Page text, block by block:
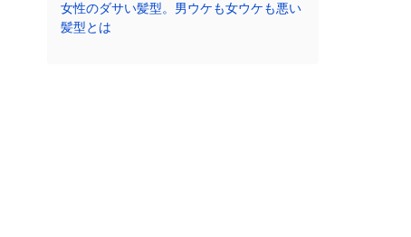
女性のダサい髪型。男ウケも女ウケも悪い
髪型とは